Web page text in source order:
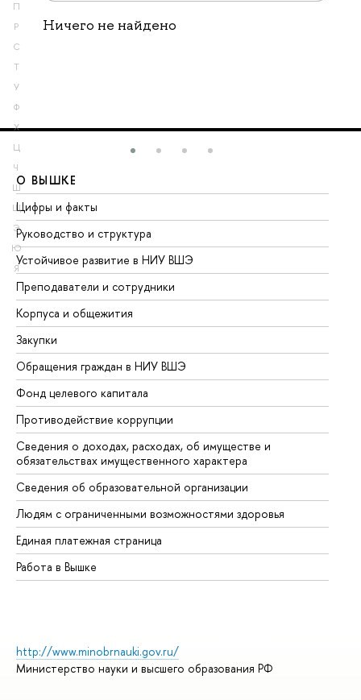
П
Р
С
Т
У
Ф
Х
Ц
Ч
Ш
Щ
Э
Ю
Я
Ничего не найдено
О ВЫШКЕ
Цифры и факты
Руководство и структура
Устойчивое развитие в НИУ ВШЭ
Преподаватели и сотрудники
Корпуса и общежития
Закупки
Обращения граждан в НИУ ВШЭ
Фонд целевого капитала
Противодействие коррупции
Сведения о доходах, расходах, об имуществе и
обязательствах имущественного характера
Сведения об образовательной организации
Людям с ограниченными возможностями здоровья
Единая платежная страница
Работа в Вышке
http://www.minobrnauki.gov.ru/
Министерство науки и высшего образования РФ